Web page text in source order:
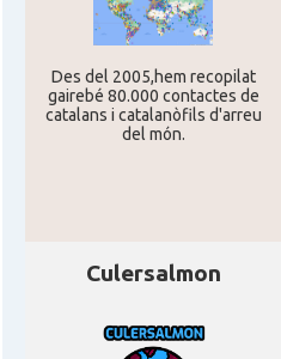
CAMON Catalans a
CAMON
Catalans a
CAMON
CAMON
Des del 2005,hem recopilat
gairebé 80.000 contactes de
catalans i catalanòfils d'arreu
del món.
Culersalmon